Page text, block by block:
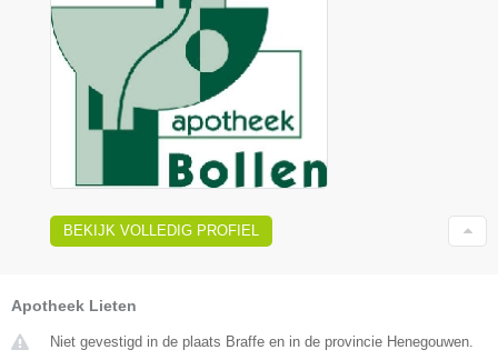
BEKIJK VOLLEDIG PROFIEL
Apotheek Lieten
Niet gevestigd in de plaats Braffe en in de provincie Henegouwen.